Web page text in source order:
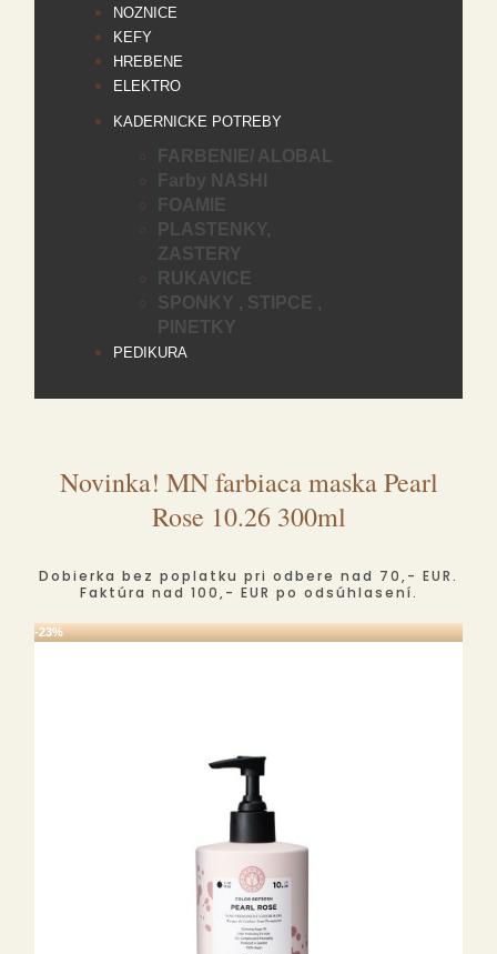
NOZNICE
KEFY
HREBENE
ELEKTRO
KADERNICKE POTREBY
FARBENIE/ ALOBAL
Farby NASHI
FOAMIE
PLASTENKY,
ZASTERY
RUKAVICE
SPONKY , STIPCE ,
PINETKY
PEDIKURA
Novinka! MN farbiaca maska Pearl
Rose 10.26 300ml
Dobierka bez poplatku pri odbere nad 70,- EUR.
Faktúra nad 100,- EUR po odsúhlasení.
-23%